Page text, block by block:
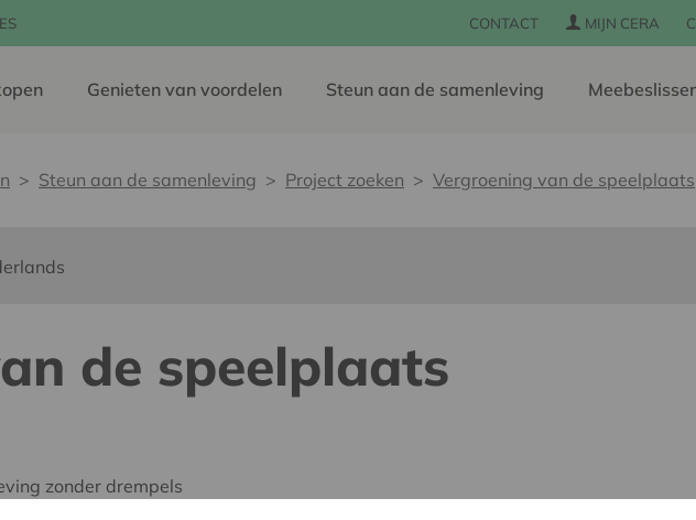
CONTACT MIJN CERA
Genieten van voordelen Steun aan de samenleving
Steun aan de samenleving Project zoeken Vergroening van de speelplaats
de speelplaats
zonder drempels